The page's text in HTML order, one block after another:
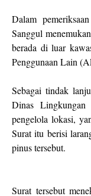
Dalam
Sanggul
berada di luar
Penggunaan Lain
Sebagai tindak
Dinas
pengelola lokasi,
Surat itu berisi
pinus tersebut.
Surat tersebut